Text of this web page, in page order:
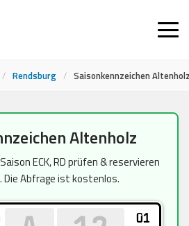
/ Rendsburg / Saisonkennzeichen
Altenholz
ECK, RD prüfen & reservieren
Die Abfrage ist kostenlos.
01